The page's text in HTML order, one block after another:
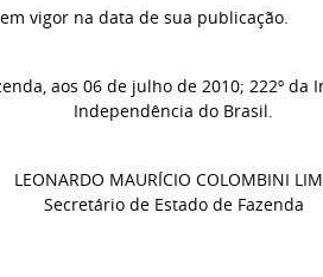
vigor na data de sua publicação.
aos 06 de julho de 2010; 222º da
Independência do Brasil.
LEONARDO MAURÍCIO COLOMBINI
Secretário de Estado de Fazenda